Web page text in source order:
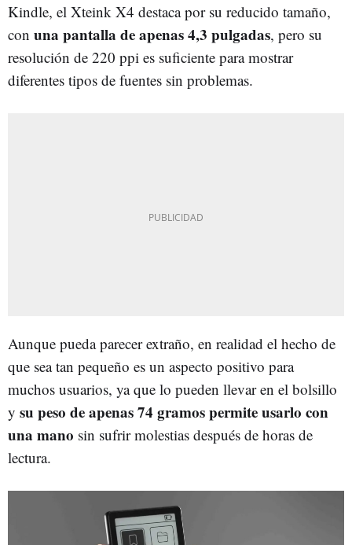
Kindle, el Xteink X4 destaca por su reducido tamaño,
con una pantalla de apenas 4,3 pulgadas, pero su
resolución de 220 ppi es suficiente para mostrar
diferentes tipos de fuentes sin problemas.
Aunque pueda parecer extraño, en realidad el hecho de
que sea tan pequeño es un aspecto positivo para
muchos usuarios, ya que lo pueden llevar en el bolsillo
y su peso de apenas 74 gramos permite usarlo con
una mano sin sufrir molestias después de horas de
lectura.